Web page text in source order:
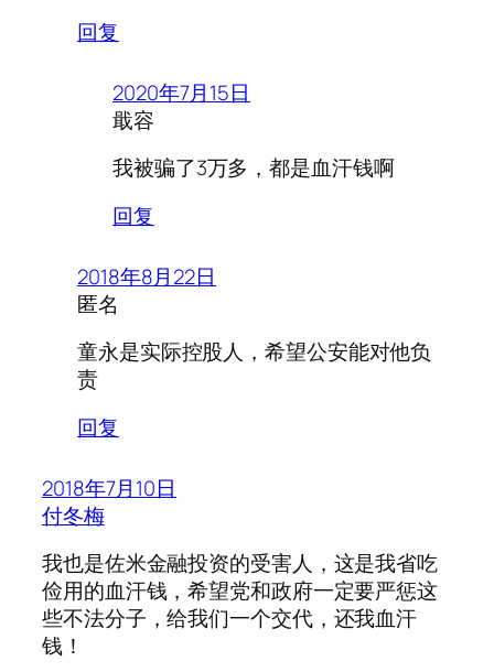
回复
2020年7月15日
戢容
我被骗了3万多，都是血汗钱啊
回复
2018年8月22日
匿名
童永是实际控股人，希望公安能对他负
责
回复
2018年7月10日
付冬梅
我也是佐米金融投资的受害人，这是我省吃
俭用的血汗钱，希望党和政府一定要严惩这
些不法分子，给我们一个交代，还我血汗
钱！